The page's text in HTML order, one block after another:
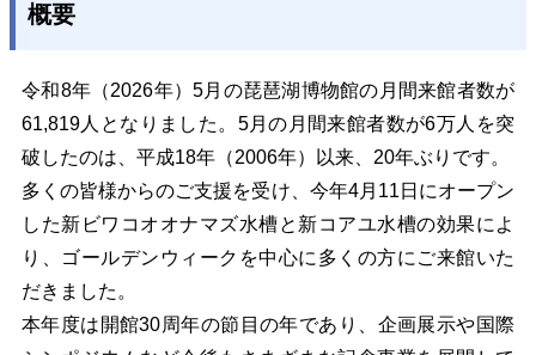
概要
令和8年（2026年）5月の琵琶湖博物館の月間来館者数が
61,819人となりました。5月の月間来館者数が6万人を突
破したのは、平成18年（2006年）以来、20年ぶりです。
多くの皆様からのご支援を受け、今年4月11日にオープン
した新ビワコオオナマズ水槽と新コアユ水槽の効果によ
り、ゴールデンウィークを中心に多くの方にご来館いた
だきました。
本年度は開館30周年の節目の年であり、企画展示や国際